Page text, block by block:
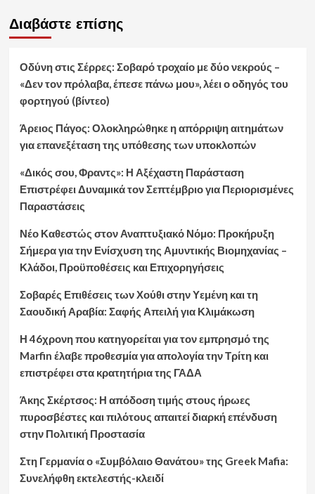
Διαβάστε επίσης
Οδύνη στις Σέρρες: Σοβαρό τροχαίο με δύο νεκρούς –
«Δεν τον πρόλαβα, έπεσε πάνω μου», λέει ο οδηγός του
φορτηγού (βίντεο)
Άρειος Πάγος: Ολοκληρώθηκε η απόρριψη αιτημάτων
για επανεξέταση της υπόθεσης των υποκλοπών
«Δικός σου, Φραντς»: Η Αξέχαστη Παράσταση
Επιστρέφει Δυναμικά τον Σεπτέμβριο για Περιορισμένες
Παραστάσεις
Νέο Καθεστώς στον Αναπτυξιακό Νόμο: Προκήρυξη
Σήμερα για την Ενίσχυση της Αμυντικής Βιομηχανίας –
Κλάδοι, Προϋποθέσεις και Επιχορηγήσεις
Σοβαρές Επιθέσεις των Χούθι στην Υεμένη και τη
Σαουδική Αραβία: Σαφής Απειλή για Κλιμάκωση
Η 46χρονη που κατηγορείται για τον εμπρησμό της
Marfin έλαβε προθεσμία για απολογία την Τρίτη και
επιστρέφει στα κρατητήρια της ΓΑΔΑ
Άκης Σκέρτσος: Η απόδοση τιμής στους ήρωες
πυροσβέστες και πιλότους απαιτεί διαρκή επένδυση
στην Πολιτική Προστασία
Στη Γερμανία ο «Συμβόλαιο Θανάτου» της Greek Mafia:
Συνελήφθη εκτελεστής-κλειδί